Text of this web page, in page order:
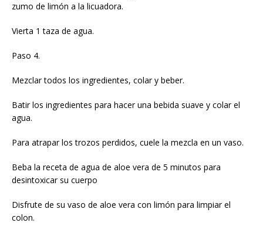
zumo de limón a la licuadora.
Vierta 1 taza de agua.
Paso 4.
Mezclar todos los ingredientes, colar y beber.
Batir los ingredientes para hacer una bebida suave y colar el
agua.
Para atrapar los trozos perdidos, cuele la mezcla en un vaso.
Beba la receta de agua de aloe vera de 5 minutos para
desintoxicar su cuerpo
Disfrute de su vaso de aloe vera con limón para limpiar el
colon.